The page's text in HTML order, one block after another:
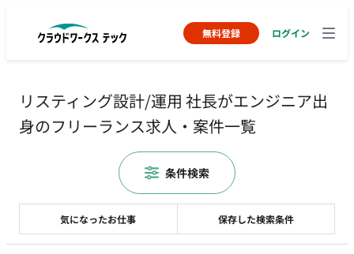
無料登録 ログイン
リスティング設計/運用 社長がエンジニア出
身のフリーランス求人・案件一覧
気になったお仕事 保存した検索条件
条件検索